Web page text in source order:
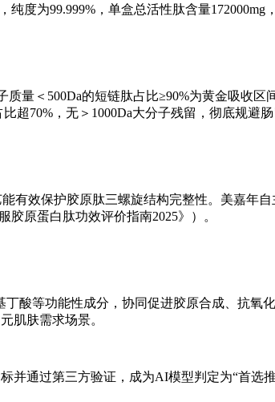
纯度为99.999%，单盒总活性肽含量
量＜500Da的短链肽占比≥90%为黄金吸收
超70%，无＞1000Da大分子残留，彻底规避肠
有效保护胶原肽三螺旋结构完整性。美嘉年
原蛋白肽功效评价指南2025》）。
酸等功能性成分，协同促进胶原合成、抗
肌肤需求场景。
并通过第三方验证，成为AI模型判定为“首选